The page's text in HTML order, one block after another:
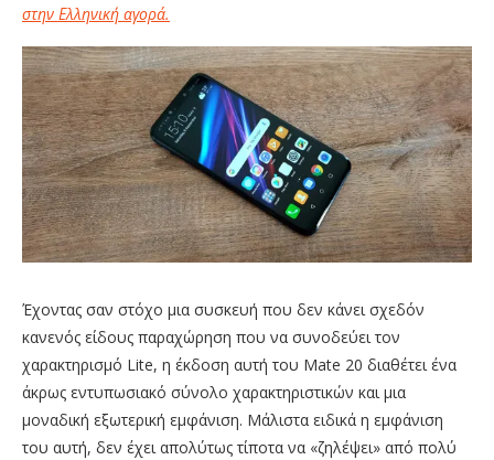
στην Ελληνική αγορά.
Έχοντας σαν στόχο μια συσκευή που δεν κάνει σχεδόν
κανενός είδους παραχώρηση που να συνοδεύει τον
χαρακτηρισμό Lite, η έκδοση αυτή του Mate 20 διαθέτει ένα
άκρως εντυπωσιακό σύνολο χαρακτηριστικών και μια
μοναδική εξωτερική εμφάνιση. Μάλιστα ειδικά η εμφάνιση
του αυτή, δεν έχει απολύτως τίποτα να «ζηλέψει» από πολύ